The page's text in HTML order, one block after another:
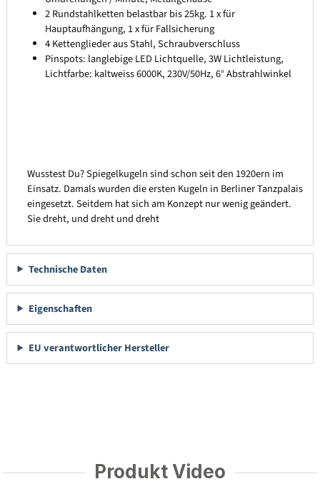
2 Rundstahlketten belastbar bis 25kg. 1 x für
Hauptaufhängung, 1 x für Fallsicherung
4 Kettenglieder aus Stahl, Schraubverschluss
Pinspots: langlebige LED Lichtquelle, 3W Lichtleistung,
Lichtfarbe: kaltweiss 6000K, 230V/50Hz, 6° Abstrahlwinkel
Wusstest Du? Spiegelkugeln sind schon seit den 1920ern im
Einsatz. Damals wurden die ersten Kugeln in Berliner Tanzpalais
eingesetzt. Seitdem hat sich am Konzept nur wenig geändert.
Sie dreht, und dreht und dreht
Technische Daten
Eigenschaften
EU verantwortlicher Hersteller
Produkt Video